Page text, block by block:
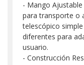
- Mango
para transporte o
telescópico
diferentes para
usuario.
- Construcción